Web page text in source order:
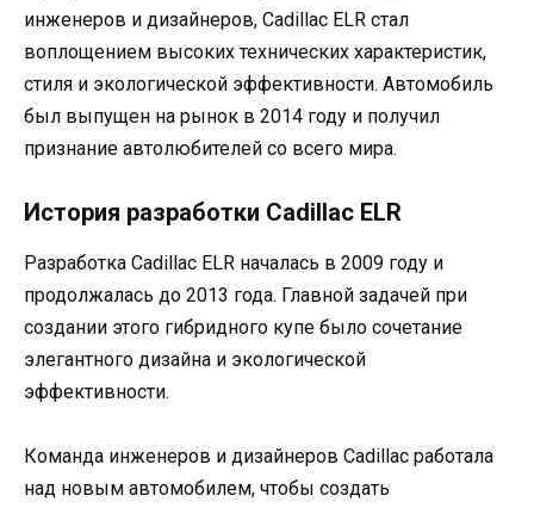
инженеров и дизайнеров, Cadillac ELR стал
воплощением высоких технических характеристик,
стиля и экологической эффективности. Автомобиль
был выпущен на рынок в 2014 году и получил
признание автолюбителей со всего мира.
История разработки Cadillac ELR
Разработка Cadillac ELR началась в 2009 году и
продолжалась до 2013 года. Главной задачей при
создании этого гибридного купе было сочетание
элегантного дизайна и экологической
эффективности.
Команда инженеров и дизайнеров Cadillac работала
над новым автомобилем, чтобы создать